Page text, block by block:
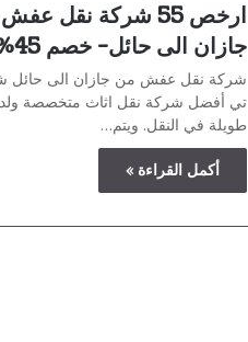
ارخص 55 شركة نقل
جازان الى حائل- خصم 45%
شركة نقل عفش من جازان الى حائل
تي أفضل شركة نقل اثاث متخصصة
طويلة في النقل. ويتم…
أكمل القراءة »